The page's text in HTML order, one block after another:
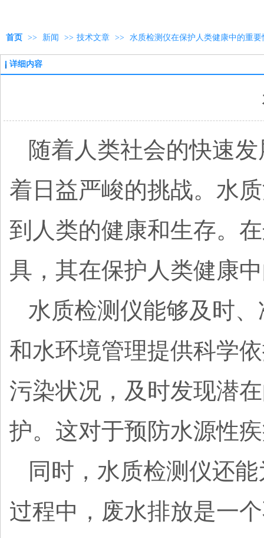
首页 >> 新闻 >> 技术文章 >> 水质检测仪在保护人类健康中的重要
详细内容
随着人类社会的快速
着日益严峻的挑战。水
到人类的健康和生存。
具，其在保护人类健康
水质检测仪能够及时
和水环境管理提供科学
污染状况，及时发现潜
护。这对于预防水源性
同时，水质检测仪还
过程中，废水排放是一